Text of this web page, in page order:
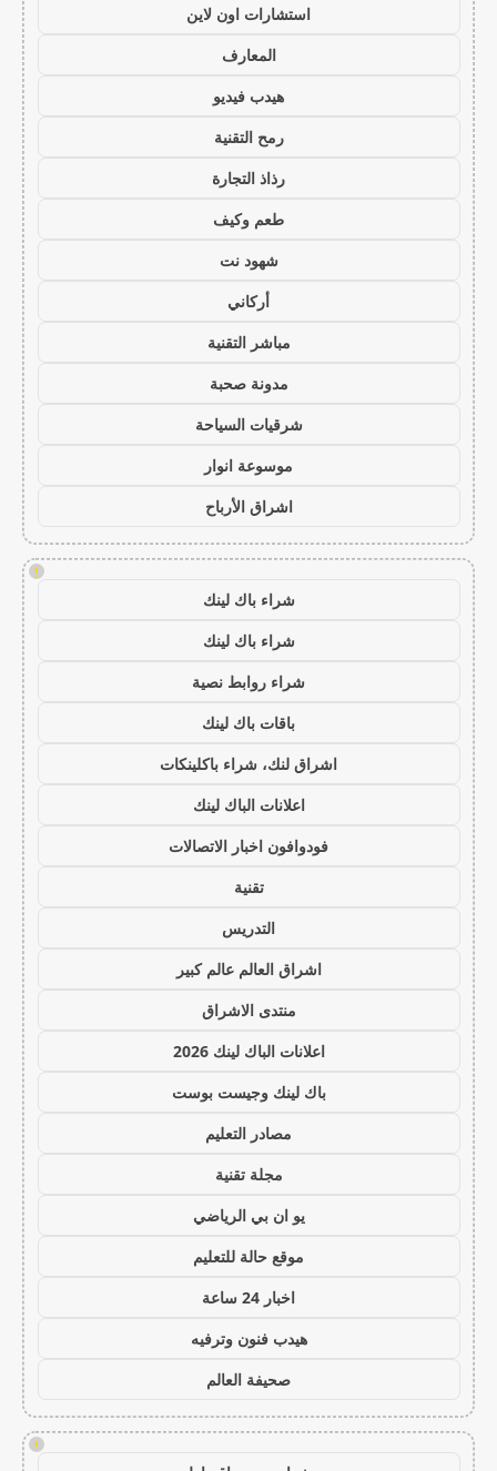
استشارات اون لاين
المعارف
هيدب فيديو
رمح التقنية
رذاذ التجارة
طعم وكيف
شهود نت
أركاني
مباشر التقنية
مدونة صحبة
شرقيات السياحة
موسوعة انوار
اشراق الأرباح
!
شراء باك لينك
شراء باك لينك
شراء روابط نصية
باقات باك لينك
اشراق لنك، شراء باكلينكات
اعلانات الباك لينك
فودوافون اخبار الاتصالات
تقنية
التدريس
اشراق العالم عالم كبير
منتدى الاشراق
اعلانات الباك لينك 2026
باك لينك وجيست بوست
مصادر التعليم
مجلة تقنية
يو ان بي الرياضي
موقع حالة للتعليم
اخبار 24 ساعة
هيدب فنون وترفيه
صحيفة العالم
!